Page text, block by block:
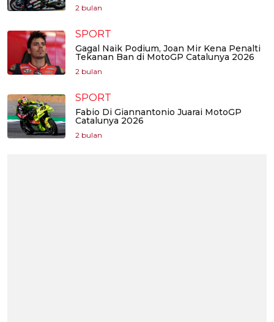
2 bulan
SPORT
Gagal Naik Podium, Joan Mir Kena Penalti
Tekanan Ban di MotoGP Catalunya 2026
2 bulan
SPORT
Fabio Di Giannantonio Juarai MotoGP
Catalunya 2026
2 bulan